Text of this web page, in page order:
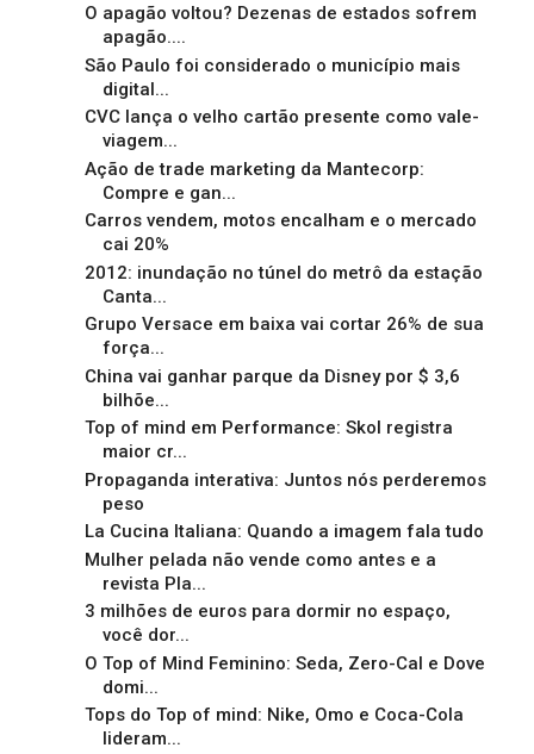
O apagão voltou? Dezenas de estados sofrem
apagão....
São Paulo foi considerado o município mais
digital...
CVC lança o velho cartão presente como vale-
viagem...
Ação de trade marketing da Mantecorp:
Compre e gan...
Carros vendem, motos encalham e o mercado
cai 20%
2012: inundação no túnel do metrô da estação
Canta...
Grupo Versace em baixa vai cortar 26% de sua
força...
China vai ganhar parque da Disney por $ 3,6
bilhõe...
Top of mind em Performance: Skol registra
maior cr...
Propaganda interativa: Juntos nós perderemos
peso
La Cucina Italiana: Quando a imagem fala tudo
Mulher pelada não vende como antes e a
revista Pla...
3 milhões de euros para dormir no espaço,
você dor...
O Top of Mind Feminino: Seda, Zero-Cal e Dove
domi...
Tops do Top of mind: Nike, Omo e Coca-Cola
lideram...